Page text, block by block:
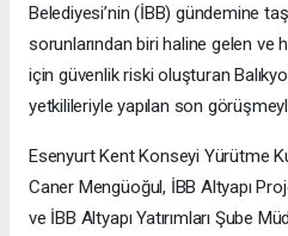
Belediyesi’nin (İBB) gündemine
sorunlarından biri haline gelen ve
için güvenlik riski oluşturan
yetkilileriyle yapılan son
Esenyurt Kent Konseyi Yürütme
Caner Mengüoğul, İBB Altyapı
ve İBB Altyapı Yatırımları Şube